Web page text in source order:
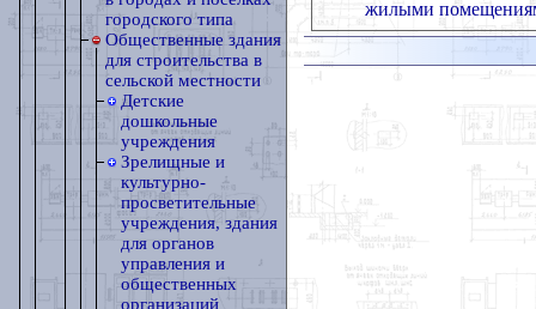
городского типа
Общественные здания
для строительства в
сельской местности
Детские
дошкольные
учреждения
Зрелищные и
культурно-
просветительные
учреждения, здания
для органов
управления и
общественных
организаций
жилыми